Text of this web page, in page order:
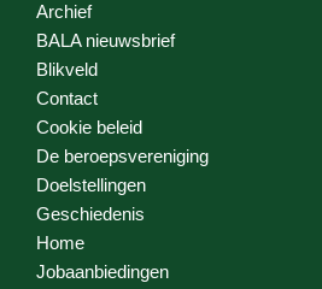
Archief
BALA nieuwsbrief
Blikveld
Contact
Cookie beleid
De beroepsvereniging
Doelstellingen
Geschiedenis
Home
Jobaanbiedingen